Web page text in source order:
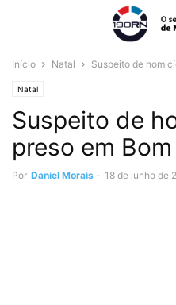
Início Natal Suspeito de
Natal
Suspeito de
preso em
Por Daniel Morais - 18 de junho de